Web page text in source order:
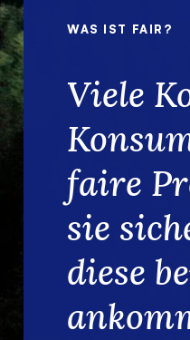
WAS IST FAIR?
Viele
faire
sie
diese